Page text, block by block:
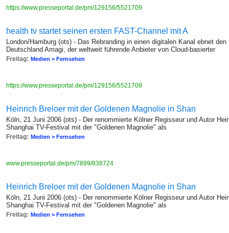
https://www.presseportal.de/pm/129156/5521709
health tv startet seinen ersten FAST-Channel mit A
London/Hamburg (ots) - Das Rebranding in einen digitalen Kanal ebnet
Deutschland Amagi, der weltweit führende Anbieter von Cloud-basierter
Freitag: Medien > Fernsehen
https://www.presseportal.de/pm/129156/5521709
Heinrich Breloer mit der Goldenen Magnolie in Shan
Köln, 21 Juni 2006 (ots) - Der renommierte Kölner Regisseur und Autor
Shanghai TV-Festival mit der "Goldenen Magnolie" als
Freitag: Medien > Fernsehen
www.presseportal.de/pm/7899/838724
Heinrich Breloer mit der Goldenen Magnolie in Shan
Köln, 21 Juni 2006 (ots) - Der renommierte Kölner Regisseur und Autor
Shanghai TV-Festival mit der "Goldenen Magnolie" als
Freitag: Medien > Fernsehen